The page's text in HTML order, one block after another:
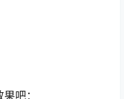
吧：